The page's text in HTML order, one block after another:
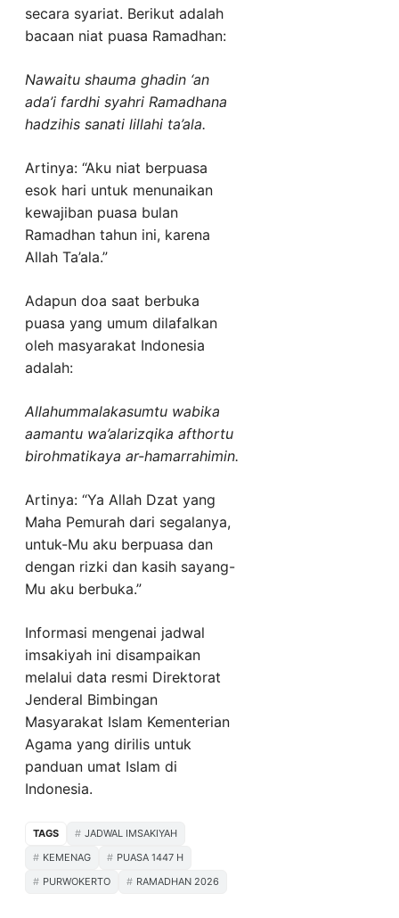
secara syariat. Berikut adalah
bacaan niat puasa Ramadhan:
Nawaitu shauma ghadin ‘an
ada’i fardhi syahri Ramadhana
hadzihis sanati lillahi ta’ala.
Artinya: “Aku niat berpuasa
esok hari untuk menunaikan
kewajiban puasa bulan
Ramadhan tahun ini, karena
Allah Ta’ala.”
Adapun doa saat berbuka
puasa yang umum dilafalkan
oleh masyarakat Indonesia
adalah:
Allahummalakasumtu wabika
aamantu wa’alarizqika afthortu
birohmatikaya ar-hamarrahimin.
Artinya: “Ya Allah Dzat yang
Maha Pemurah dari segalanya,
untuk-Mu aku berpuasa dan
dengan rizki dan kasih sayang-
Mu aku berbuka.”
Informasi mengenai jadwal
imsakiyah ini disampaikan
melalui data resmi Direktorat
Jenderal Bimbingan
Masyarakat Islam Kementerian
Agama yang dirilis untuk
panduan umat Islam di
Indonesia.
TAGS
JADWAL IMSAKIYAH
KEMENAG
PUASA 1447 H
PURWOKERTO
RAMADHAN 2026